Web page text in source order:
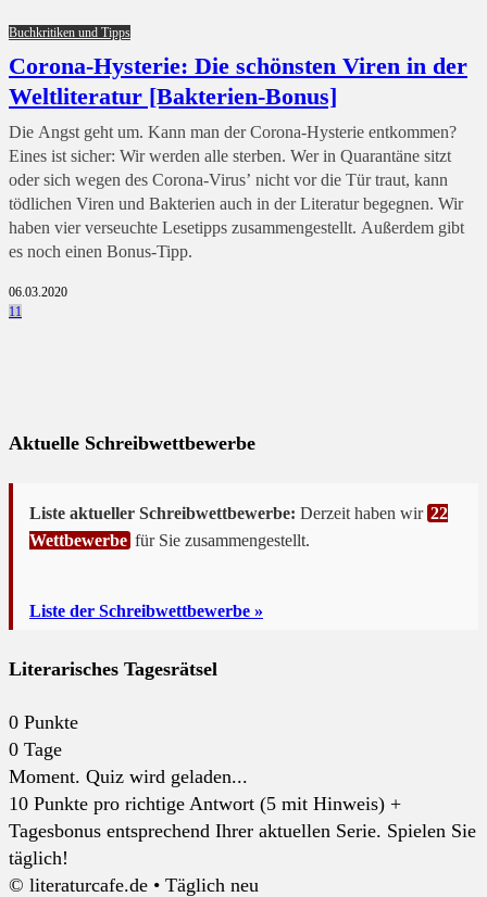
Buchkritiken und Tipps
Corona-Hysterie: Die schönsten Viren in der
Weltliteratur [Bakterien-Bonus]
Die Angst geht um. Kann man der Corona-Hysterie entkommen?
Eines ist sicher: Wir werden alle sterben. Wer in Quarantäne sitzt
oder sich wegen des Corona-Virus’ nicht vor die Tür traut, kann
tödlichen Viren und Bakterien auch in der Literatur begegnen. Wir
haben vier verseuchte Lesetipps zusammengestellt. Außerdem gibt
es noch einen Bonus-Tipp.
06.03.2020
11
Aktuelle Schreibwettbewerbe
Liste aktueller Schreibwettbewerbe: Derzeit haben wir 22
Wettbewerbe für Sie zusammengestellt.
Liste der Schreibwettbewerbe »
Literarisches Tagesrätsel
0 Punkte
0 Tage
Moment. Quiz wird geladen...
10 Punkte pro richtige Antwort (5 mit Hinweis) +
Tagesbonus entsprechend Ihrer aktuellen Serie. Spielen Sie
täglich!
© literaturcafe.de • Täglich neu